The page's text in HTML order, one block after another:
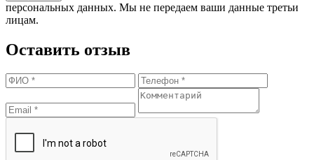
персональных данных. Мы не передаем ваши данные третьи
лицам.
Оставить отзыв